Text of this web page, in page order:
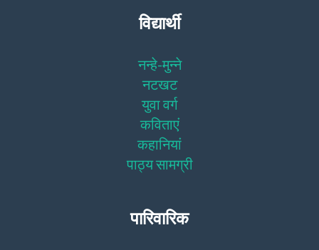
विद्यार्थी
नन्हे-मुन्ने
नटखट
युवा वर्ग
कविताएं
कहानियां
पाठ्य सामग्री
पारिवारिक